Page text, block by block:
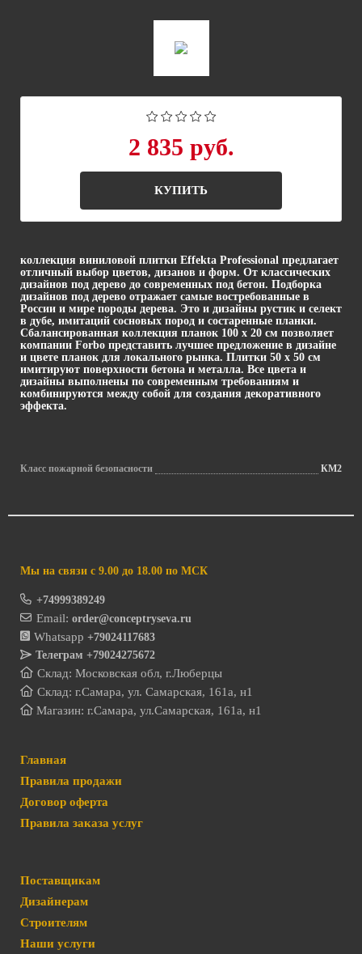
2 835 руб.
КУПИТЬ
коллекция виниловой плитки Effekta Professional предлагает
отличный выбор цветов, дизанов и форм. От классических
дизайнов под дерево до современных под бетон. Подборка
дизайнов под дерево отражает самые востребованные в
России и мире породы дерева. Это и дизайны рустик и селект
в дубе, имитаций сосновых пород и состаренные планки.
Сбалансированная коллекция планок 100 х 20 см позволяет
компании Forbo представить лучшее предложение в дизайне
и цвете планок для локального рынка. Плитки 50 x 50 см
имитируют поверхности бетона и металла. Все цвета и
дизайны выполнены по современным требованиям и
комбинируются между собой для создания декоративного
эффекта.
Класс пожарной безопасности КМ2
Мы на связи с 9.00 до 18.00 по МСК
+74999389249
Email: order@conceptryseva.ru
Whatsapp +79024117683
Телеграм +79024275672
Склад: Московская обл, г.Люберцы
Склад: г.Самара, ул. Самарская, 161а, н1
Магазин: г.Самара, ул.Самарская, 161а, н1
Главная
Правила продажи
Договор оферта
Правила заказа услуг
Поставщикам
Дизайнерам
Строителям
Наши услуги